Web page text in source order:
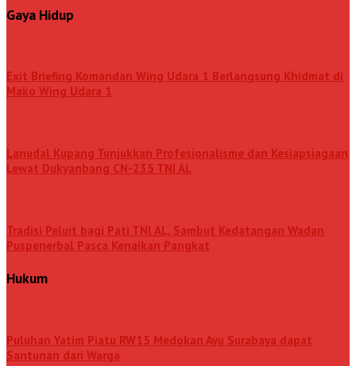
Gaya Hidup
Exit Briefing Komandan Wing Udara 1 Berlangsung Khidmat di
Mako Wing Udara 1
Lanudal Kupang Tunjukkan Profesionalisme dan Kesiapsiagaan
Lewat Dukyanbang CN-235 TNI AL
Tradisi Peluit bagi Pati TNl AL, Sambut Kedatangan Wadan
Puspenerbal Pasca Kenaikan Pangkat
Hukum
Puluhan Yatim Piatu RW15 Medokan Ayu Surabaya dapat
Santunan dari Warga